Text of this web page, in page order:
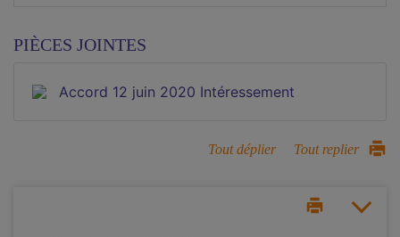
PIÈCES JOINTES
Accord 12 juin 2020 Intéressement
Tout déplier Tout replier